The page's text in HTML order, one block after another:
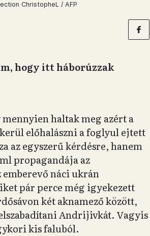
ChristopheL / AFP
hogy itt háborúzzak
haltak meg azért a
előhalászni a foglyul ejtett
az egyszerű kérdésre, hanem
propagandája az
náci ukrán
pár perce még igyekezett
két aknamező között,
Andrijivkát. Vagyis
kis faluból.